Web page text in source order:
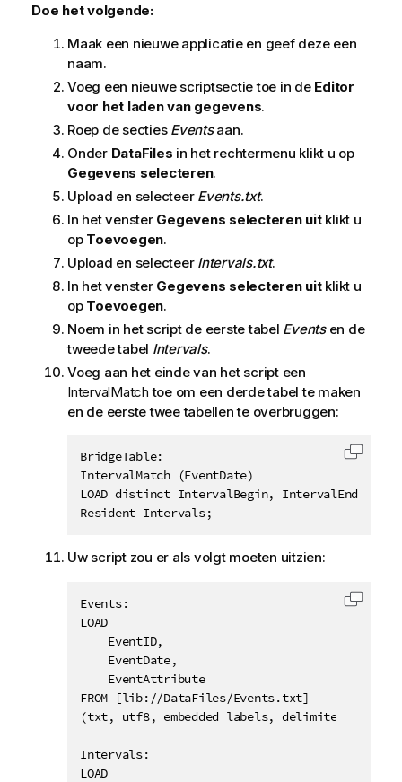
Doe het volgende:
Maak een nieuwe applicatie en geef deze een
naam.
Voeg een nieuwe scriptsectie toe in de Editor
voor het laden van gegevens.
Roep de secties Eventsaan.
Onder DataFiles in het rechtermenu klikt u op
Gegevens selecteren.
Upload en selecteer Events.txt.
In het venster Gegevens selecteren uitklikt u
op Toevoegen.
Upload en selecteer Intervals.txt.
In het venster Gegevens selecteren uitklikt u
op Toevoegen.
Noem in het script de eerste tabel Eventsen de
tweede tabel Intervals.
Voeg aan het einde van het script een
IntervalMatch toe om een derde tabel te maken
en de eerste twee tabellen te overbruggen:
BridgeTable:
IntervalMatch (EventDate)
LOAD distinct IntervalBegin, IntervalEnd
Resident Intervals;
Code
Uw script zou er als volgt moeten uitzien:
Events:
LOAD
    EventID,
    EventDate,
    EventAttribute
FROM [lib://DataFiles/Events.txt]
(txt, utf8, embedded labels, delimiter is
Intervals:
LOAD
Code